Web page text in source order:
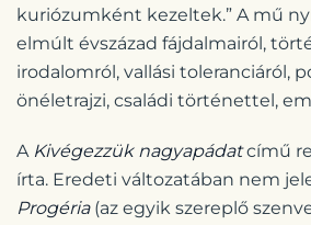
kuriózumként kezeltek.” A mű
elmúlt évszázad fájdalmairól,
irodalomról, vallási toleranciáról,
önéletrajzi, családi történettel,
A Kivégezzük nagyapádatcímű
írta. Eredeti változatában nem
Progéria(az egyik szereplő